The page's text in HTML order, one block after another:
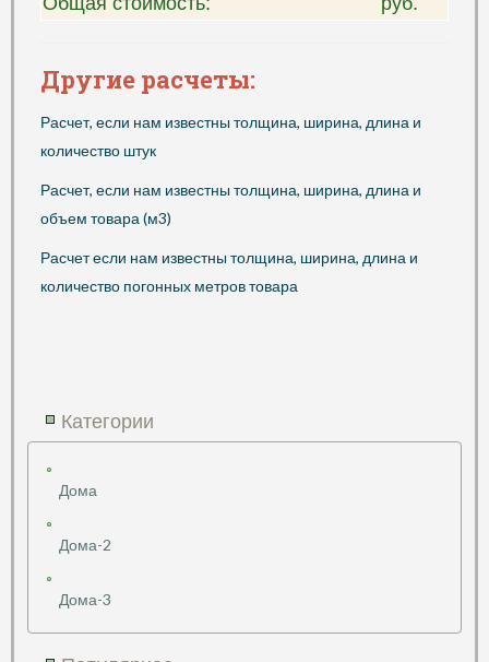
Другие расчеты:
Расчет, если нам известны толщина, ширина, длина и
количество штук
Расчет, если нам известны толщина, ширина, длина и
объем товара (м3)
Расчет если нам известны толщина, ширина, длина и
количество погонных метров товара
Категории
Дома
Дома-2
Дома-3